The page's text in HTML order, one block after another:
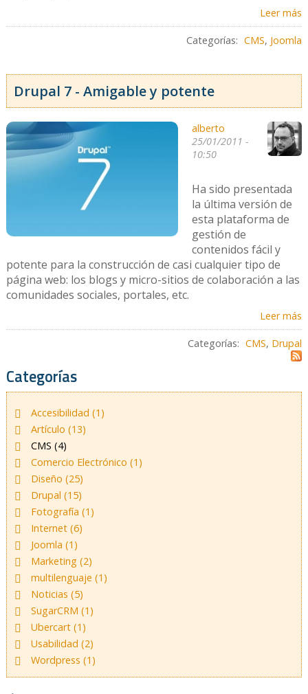
Leer más
Categorías: CMS, Joomla
Drupal 7 - Amigable y potente
alberto
25/01/2011 -
10:50
Ha sido presentada
la última versión de
esta plataforma de
gestión de
contenidos fácil y
potente para la construcción de casi cualquier tipo de
página web: los blogs y micro-sitios de colaboración a las
comunidades sociales, portales, etc.
Leer más
Categorías: CMS, Drupal
Categorías
Accesibilidad (1)
Artículo (13)
CMS (4)
Comercio Electrónico (1)
Diseño (25)
Drupal (15)
Fotografía (1)
Internet (6)
Joomla (1)
Marketing (2)
multilenguaje (1)
Noticias (5)
SugarCRM (1)
Ubercart (1)
Usabilidad (2)
Wordpress (1)